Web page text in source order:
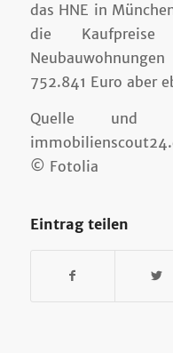
das HNE in
die
752.841 Euro aber
Quelle und
© Fotolia
Eintrag teilen